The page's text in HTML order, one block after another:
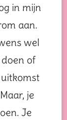
in mijn
aan.
wel
of
je
Je